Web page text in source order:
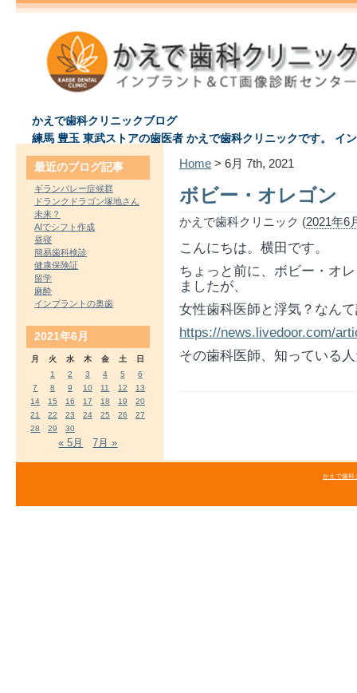
かえで歯科クリニックブログ
練馬 豊玉 東武ストアの歯医者 かえで歯科クリニックです。 イ
Home > 6月 7th, 2021
ボビー・オレゴン
かえで歯科クリニック (2021年6
こんにちは。横田です。
ちょっと前に、ボビー・オ
ましたが、
女性歯科医師と浮気？なん
https://news.livedoor.com/
その歯科医師、知っている
最近のブログ記事
ギランバレー症候群
ドランクドラゴン塚地さん
未来？
AIでシフト作成
昼寝
簡易歯科検診
健康保険証
留学
麻酔
インプラントの奥歯
2021年6月
月 火 水 木 金 土
日
1
2 3 4 5
6
7
8 9 10 11 12
13
14
15 16 17 18 19
20
21
22 23 24 25 26
27
28
29 30
« 5月 7月 »
かえで歯科